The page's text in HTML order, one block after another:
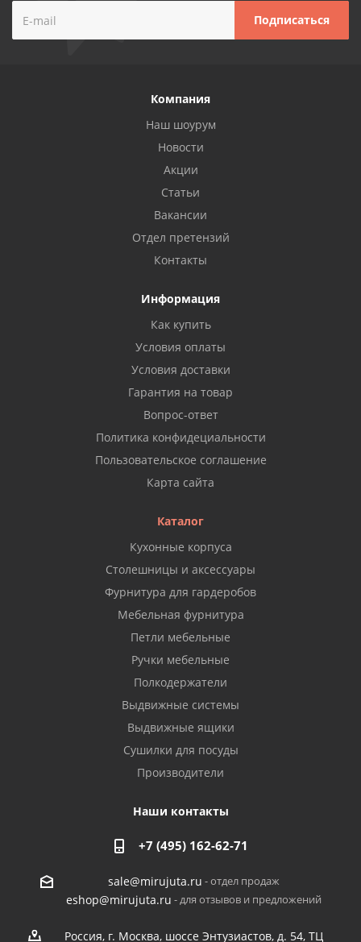
Компания
Наш шоурум
Новости
Акции
Статьи
Вакансии
Отдел претензий
Контакты
Информация
Как купить
Условия оплаты
Условия доставки
Гарантия на товар
Вопрос-ответ
Политика конфидециальности
Пользовательское соглашение
Карта сайта
Каталог
Кухонные корпуса
Столешницы и аксессуары
Фурнитура для гардеробов
Мебельная фурнитура
Петли мебельные
Ручки мебельные
Полкодержатели
Выдвижные системы
Выдвижные ящики
Сушилки для посуды
Производители
Наши контакты
+7 (495) 162-62-71
sale@mirujuta.ru - отдел продаж
eshop@mirujuta.ru - для отзывов и предложений
Россия, г. Москва, шоссе Энтузиастов, д. 54, ТЦ